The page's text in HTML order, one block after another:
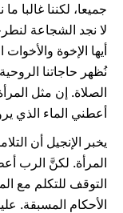
جميعا، لكننا غالبا
لا نجد الشجاعة
أيها الإخوة
نُظهر حاجاتنا
الصلاة. إن مثل
أعطني الماء الذي
يخبر الإنجيل أن
المرأة. لكنَّ الرب
التوقف للتكلم مع
الأحكام المسبقة.